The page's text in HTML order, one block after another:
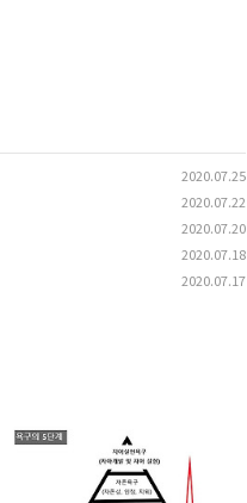
2020.07.25
2020.07.22
2020.07.20
2020.07.18
2020.07.17